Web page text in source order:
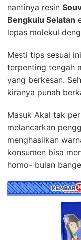
nantinya resin
Bengkulu Selatan
lepas molekul
Mesti tips sesuai
terpenting tengah
yang berkesan.
kiranya punah
Masuk Akal tak
melancarkan
menghasilkan
konsumen bisa
homo- bulan